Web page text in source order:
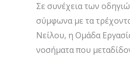
Σε συνέχεια των
σύμφωνα με τα
Νείλου, η Ομάδα
νοσήματα που